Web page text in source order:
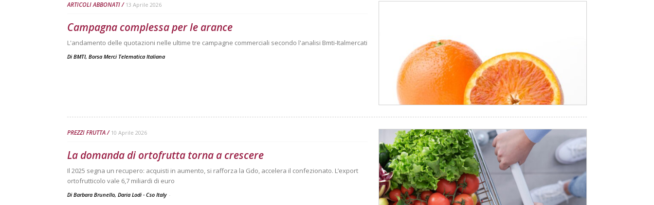
ARTICOLI ABBONATI 13 Aprile 2026
Campagna complessa per le arance
L'andamento delle quotazioni nelle ultime tre campagne commerciali secondo l'analisi Bmti-Italmercati
Di BMTI, Borsa Merci Telematica Italiana
PREZZI FRUTTA 10 Aprile 2026
La domanda di ortofrutta torna a crescere
Il 2025 segna un recupero: acquisti in aumento, si rafforza la Gdo, accelera il confezionato. L’export
ortofrutticolo vale 6,7 miliardi di euro
Di Barbara Brunello, Daria Lodi - Cso Italy -